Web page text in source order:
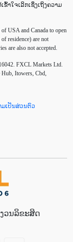
D1 DailyFX
EA ເຊີງລຸກ
EUR/AUD
USD
H4
າໃຈເລິກເຊິ່ງເຖິງຄວາມ
USA and Canada to open
residence) are not
are also not accepted.
FXCL Markets Ltd.
Itowers, Cbd,
ມເປັນສ່ວນຕົວ
ງວນລິຂະສິດ